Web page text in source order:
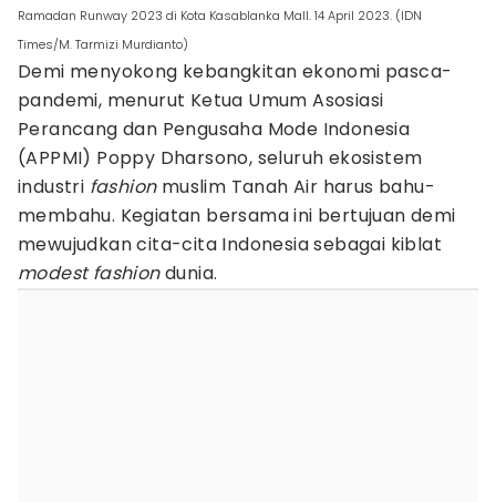
Ramadan Runway 2023 di Kota Kasablanka Mall. 14 April 2023. (IDN
Times/M. Tarmizi Murdianto)
Demi menyokong kebangkitan ekonomi pasca-
pandemi, menurut Ketua Umum Asosiasi
Perancang dan Pengusaha Mode Indonesia
(APPMI) Poppy Dharsono, seluruh ekosistem
industri fashionmuslim Tanah Air harus bahu-
membahu. Kegiatan bersama ini bertujuan demi
mewujudkan cita-cita Indonesia sebagai kiblat
modest fashiondunia.